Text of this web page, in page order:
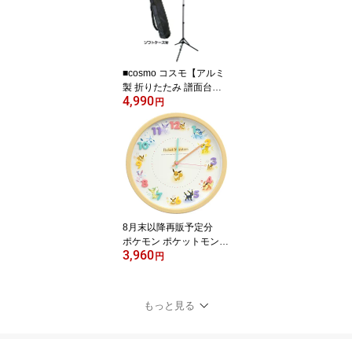
ース ギフト シナモロー
ル 093164/KM-228308
【楽ギフ_包装選択】パ
■cosmo コスモ【アルミ
製 折りたたみ 譜面台】
ソフトケース付き 譜面押
さえ付き 楽器 音楽 練習
部活 学校 楽団 吹奏楽 演
奏 軽量 ブラック 黒 F-33
A [後払不可]【ラッピン
グ不可】 NMG
4,990 円
8月末以降再販予定分
ポケモン ポケットモンス
ター【アイコンウォール
室 連続秒針 くすみカラ
ー ブイズ イーブイフレ
3,960 円
もっと見る